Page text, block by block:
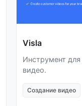
Visla
Инструмент
видео.
Создание видео